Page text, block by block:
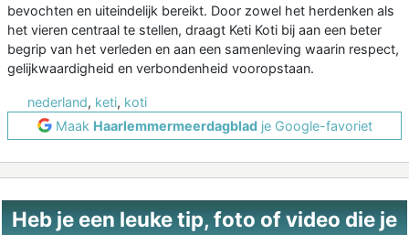
bevochten en uiteindelijk bereikt. Door zowel het herdenken als
het vieren centraal te stellen, draagt Keti Koti bij aan een beter
begrip van het verleden en aan een samenleving waarin respect,
gelijkwaardigheid en verbondenheid vooropstaan.
nederland, keti, koti
Maak Haarlemmermeerdagbladje Google-favoriet
Heb je een leuke tip, foto of video die je